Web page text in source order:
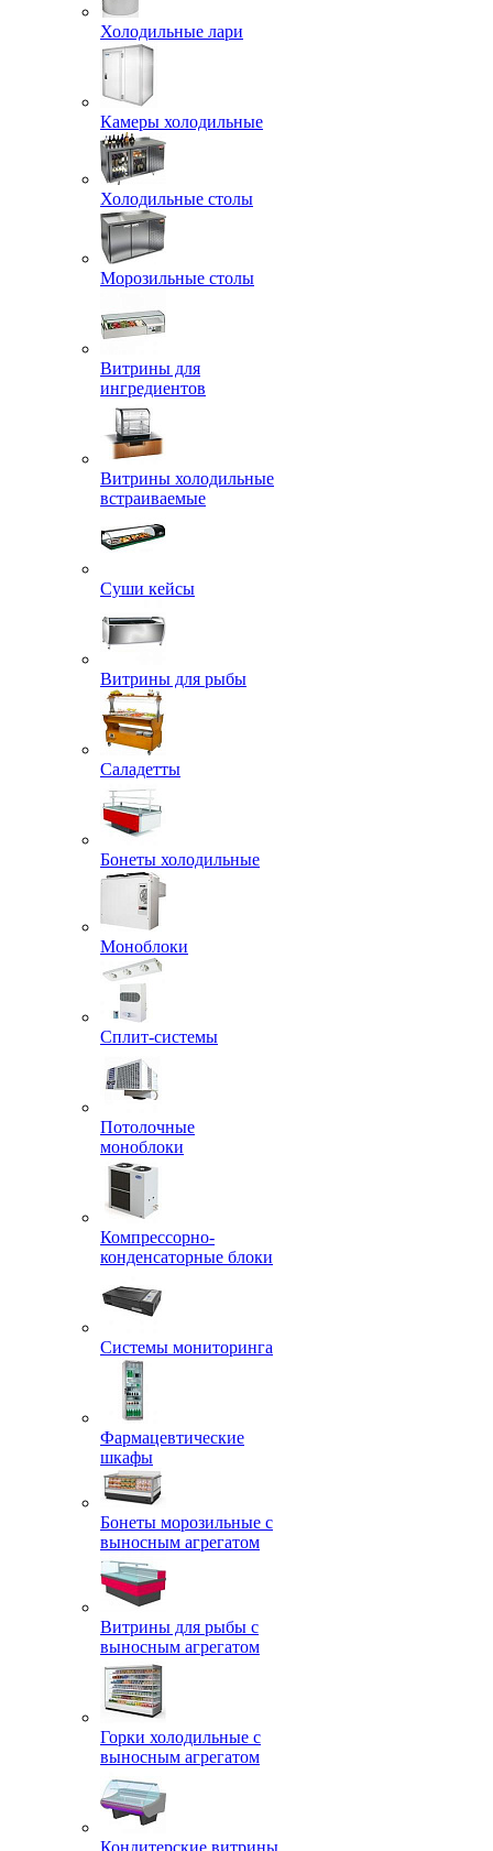
Холодильные лари
Камеры холодильные
Холодильные столы
Морозильные столы
Витрины для
ингредиентов
Витрины холодильные
встраиваемые
Суши кейсы
Витрины для рыбы
Саладетты
Бонеты холодильные
Моноблоки
Сплит-системы
Потолочные
моноблоки
Компрессорно-
конденсаторные блоки
Системы мониторинга
Фармацевтические
шкафы
Бонеты морозильные с
выносным агрегатом
Витрины для рыбы с
выносным агрегатом
Горки холодильные с
выносным агрегатом
Кондитерские витрины